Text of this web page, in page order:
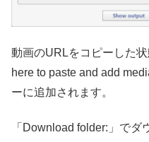
動画のURLをコピーした
here to paste and add
ーに追加されます。
「Download folder:」で